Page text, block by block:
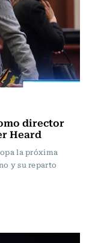
director
Heard
la próxima
y su reparto